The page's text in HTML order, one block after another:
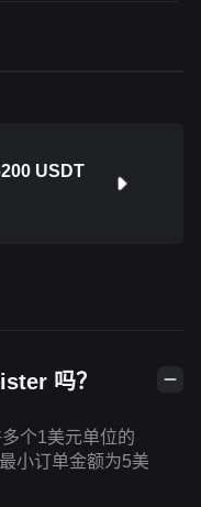
USDT
吗？
个1美元单位的
小订单金额为5美